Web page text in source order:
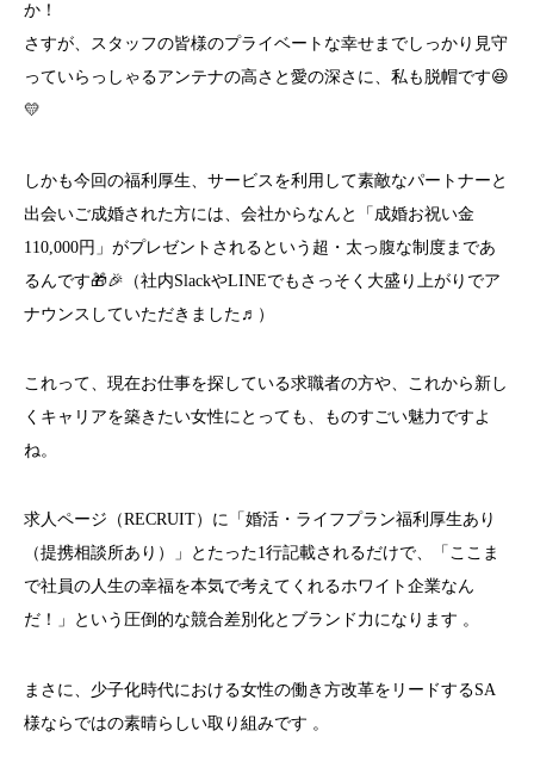
か！
さすが、スタッフの皆様のプライベートな幸せまでしっかり見守
っていらっしゃるアンテナの高さと愛の深さに、私も脱帽です😆
💛
しかも今回の福利厚生、サービスを利用して素敵なパートナーと
出会いご成婚された方には、会社からなんと「成婚お祝い金
110,000円」がプレゼントされるという超・太っ腹な制度まであ
るんです🎁🎉（社内SlackやLINEでもさっそく大盛り上がりでア
ナウンスしていただきました♬）
これって、現在お仕事を探している求職者の方や、これから新し
くキャリアを築きたい女性にとっても、ものすごい魅力ですよ
ね。
求人ページ（RECRUIT）に「婚活・ライフプラン福利厚生あり
（提携相談所あり）」とたった1行記載されるだけで、「ここま
で社員の人生の幸福を本気で考えてくれるホワイト企業なん
だ！」という圧倒的な競合差別化とブランド力になります 。
まさに、少子化時代における女性の働き方改革をリードするSA
様ならではの素晴らしい取り組みです 。